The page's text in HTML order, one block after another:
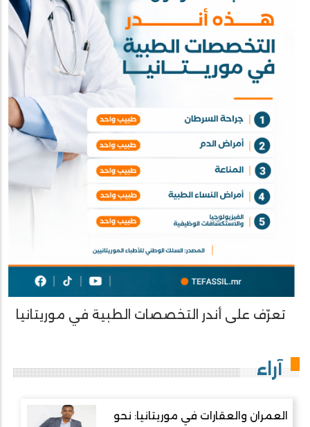
تعرّف على أندر التخصصات الطبية في موريتانيا
آراء
العمران والعقارات في موريتانيا: نحو